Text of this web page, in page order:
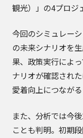
観光）」の4プロジ
今回のシミュレー
の未来シナリオを
果、政策実行によ
ナリオが確認され
愛着向上につなが
また、分析では今
ことも判明。初期